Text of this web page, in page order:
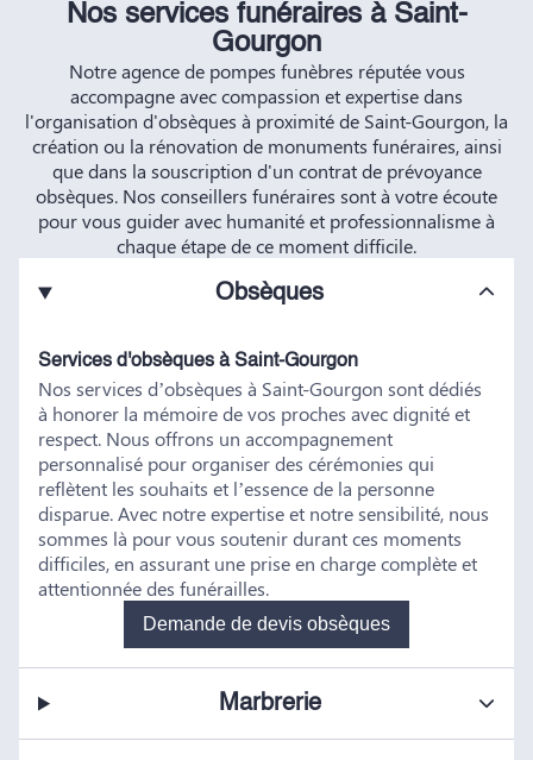
Nos services funéraires à Saint-
Gourgon
Notre agence de pompes funèbres réputée vous
accompagne avec compassion et expertise dans
l'organisation d'obsèques à proximité de Saint-Gourgon, la
création ou la rénovation de monuments funéraires, ainsi
que dans la souscription d'un contrat de prévoyance
obsèques. Nos conseillers funéraires sont à votre écoute
pour vous guider avec humanité et professionnalisme à
chaque étape de ce moment difficile.
Obsèques
Services d'obsèques à Saint-Gourgon
Nos services d’obsèques à Saint-Gourgon sont dédiés
à honorer la mémoire de vos proches avec dignité et
respect. Nous offrons un accompagnement
personnalisé pour organiser des cérémonies qui
reflètent les souhaits et l’essence de la personne
disparue. Avec notre expertise et notre sensibilité, nous
sommes là pour vous soutenir durant ces moments
difficiles, en assurant une prise en charge complète et
attentionnée des funérailles.
Demande de devis obsèques
Marbrerie